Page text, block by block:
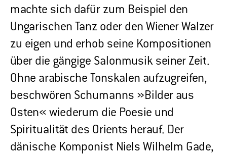
machte sich dafür zum Beispiel den
Ungarischen Tanz oder den Wiener Walzer
zu eigen und erhob seine Kompositionen
über die gängige Salonmusik seiner Zeit.
Ohne arabische Tonskalen aufzugreifen,
beschwören Schumanns »Bilder aus
Osten« wiederum die Poesie und
Spiritualität des Orients herauf. Der
dänische Komponist Niels Wilhelm Gade,